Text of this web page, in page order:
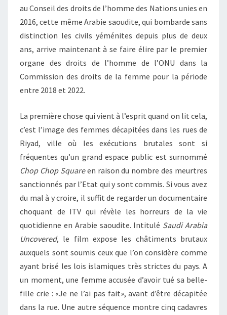
au Conseil des droits de l’homme des Nations unies en
2016, cette même Arabie saoudite, qui bombarde sans
distinction les civils yéménites depuis plus de deux
ans, arrive maintenant à se faire élire par le premier
organe des droits de l’homme de l’ONU dans la
Commission des droits de la femme pour la période
entre 2018 et 2022.
La première chose qui vient à l’esprit quand on lit cela,
c’est l’image des femmes décapitées dans les rues de
Riyad, ville où les exécutions brutales sont si
fréquentes qu’un grand espace public est surnommé
Chop Chop Squareen raison du nombre des meurtres
sanctionnés par l’Etat qui y sont commis. Si vous avez
du mal à y croire, il suffit de regarder un documentaire
choquant de ITV qui révèle les horreurs de la vie
quotidienne en Arabie saoudite. Intitulé Saudi Arabia
Uncovered, le film expose les châtiments brutaux
auxquels sont soumis ceux que l’on considère comme
ayant brisé les lois islamiques très strictes du pays. A
un moment, une femme accusée d’avoir tué sa belle-
fille crie : «Je ne l’ai pas fait», avant d’être décapitée
dans la rue. Une autre séquence montre cinq cadavres